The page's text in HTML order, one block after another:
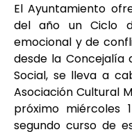
El Ayuntamiento
del año un Ciclo
emocional y de
desde la Concejalía
Social, se lleva a
Asociación Cultural
próximo miércoles
segundo curso de